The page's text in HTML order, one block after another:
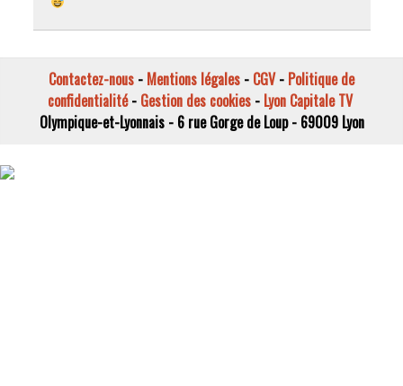
Contactez-nous - Mentions légales - CGV- Politique de
confidentialité- Gestion des cookies- Lyon Capitale TV
Olympique-et-Lyonnais - 6 rue Gorge de Loup - 69009 Lyon